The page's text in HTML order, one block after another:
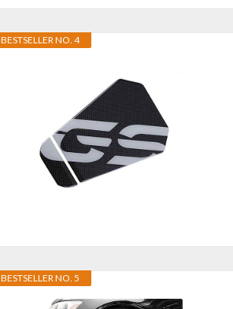
BESTSELLER NO. 4
BESTSELLER NO. 5